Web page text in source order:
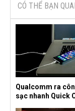
CÓ THỂ BẠN
Qualcomm ra
sạc nhanh Quick